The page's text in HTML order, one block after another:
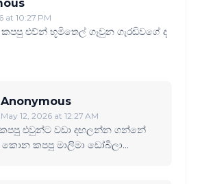
at 10:27 PM
එව්න් භූමිතෙල් ගෑවුන ගැරඬිවගේ ද
Anonymous
May 12, 2026 at 12:27 AM
එවුන්ට වඩා දඟලන්න ගන්නේ
කපපු මාලිමා ඩෝබිලා...